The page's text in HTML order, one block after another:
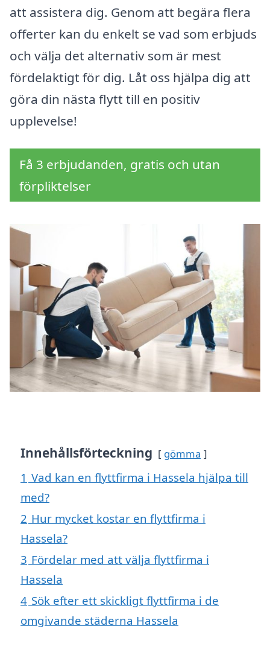
att assistera dig. Genom att begära flera
offerter kan du enkelt se vad som erbjuds
och välja det alternativ som är mest
fördelaktigt för dig. Låt oss hjälpa dig att
göra din nästa flytt till en positiv
upplevelse!
Få 3 erbjudanden, gratis och utan
förpliktelser
Innehållsförteckning gömma
1 Vad kan en flyttfirma i Hassela hjälpa till
med?
2 Hur mycket kostar en flyttfirma i
Hassela?
3 Fördelar med att välja flyttfirma i
Hassela
4 Sök efter ett skickligt flyttfirma i de
omgivande städerna Hassela